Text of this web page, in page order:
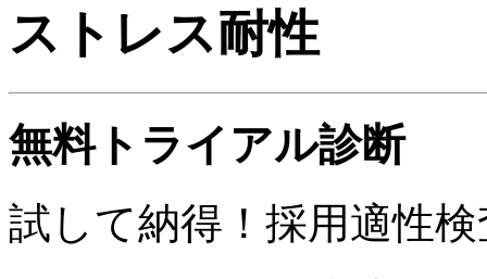
ストレス耐性
無料トライアル診断
試して納得！採用適性